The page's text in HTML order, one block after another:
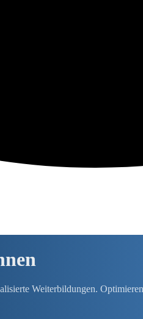
Weiterbildungen.